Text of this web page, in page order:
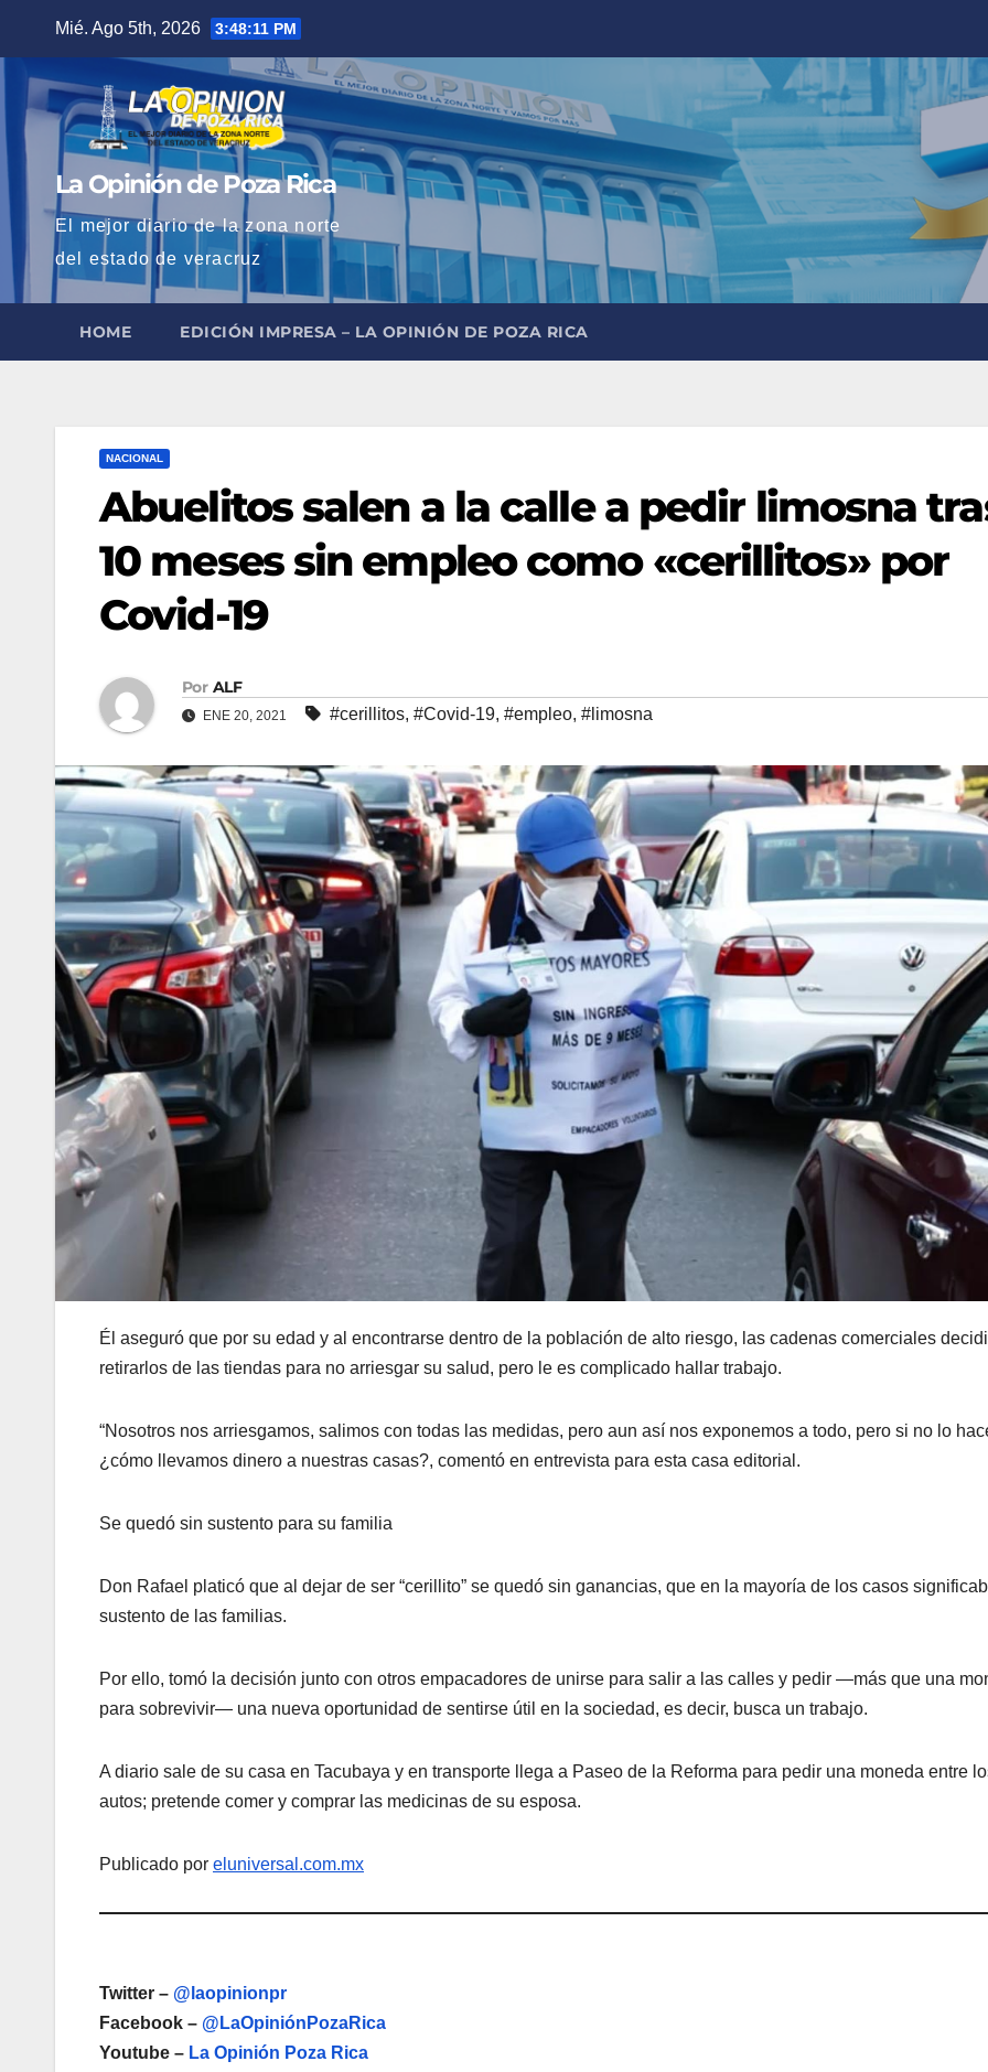
contenido
Mié. Ago 5th, 2026 3:48:13 PM
La Opinión de Poza Rica
El mejor diario de la zona norte
del estado de veracruz
HOME EDICIÓN IMPRESA – LA OPINIÓN DE POZA RICA
NACIONAL
Abuelitos salen a la calle a pedir limosna
10 meses sin empleo como «cerillitos» por
Covid-19
Por ALF
ENE 20, 2021 #cerillitos, #Covid-19, #empleo, #limosna
Él aseguró que por su edad y al encontrarse dentro de la población de alto riesgo, las cadenas comerciales
retirarlos de las tiendas para no arriesgar su salud, pero le es complicado hallar trabajo.
“Nosotros nos arriesgamos, salimos con todas las medidas, pero aun así nos exponemos a todo, pero si no lo
¿cómo llevamos dinero a nuestras casas?, comentó en entrevista para esta casa editorial.
Se quedó sin sustento para su familia
Don Rafael platicó que al dejar de ser “cerillito” se quedó sin ganancias, que en la mayoría de los casos
sustento de las familias.
Por ello, tomó la decisión junto con otros empacadores de unirse para salir a las calles y pedir —más que una
para sobrevivir— una nueva oportunidad de sentirse útil en la sociedad, es decir, busca un trabajo.
A diario sale de su casa en Tacubaya y en transporte llega a Paseo de la Reforma para pedir una moneda entre
autos; pretende comer y comprar las medicinas de su esposa.
Publicado por eluniversal.com.mx
Twitter – @laopinionpr
Facebook – @LaOpiniónPozaRica
Youtube – La Opinión Poza Rica